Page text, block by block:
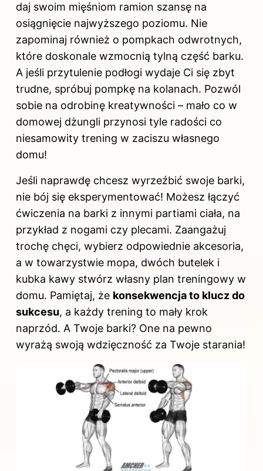
daj swoim mięśniom ramion szansę na
osiągnięcie najwyższego poziomu. Nie
zapominaj również o pompkach odwrotnych,
które doskonale wzmocnią tylną część barku.
A jeśli przytulenie podłogi wydaje Ci się zbyt
trudne, spróbuj pompkę na kolanach. Pozwól
sobie na odrobinę kreatywności – mało co w
domowej dżungli przynosi tyle radości co
niesamowity trening w zaciszu własnego
domu!
Jeśli naprawdę chcesz wyrzeźbić swoje barki,
nie bój się eksperymentować! Możesz łączyć
ćwiczenia na barki z innymi partiami ciała, na
przykład z nogami czy plecami. Zaangażuj
trochę chęci, wybierz odpowiednie akcesoria,
a w towarzystwie mopa, dwóch butelek i
kubka kawy stwórz własny plan treningowy w
domu. Pamiętaj, że konsekwencja to klucz do
sukcesu, a każdy trening to mały krok
naprzód. A Twoje barki? One na pewno
wyrażą swoją wdzięczność za Twoje starania!